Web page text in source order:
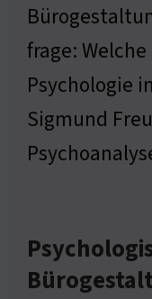
frage:
Psychologie
Sigmund